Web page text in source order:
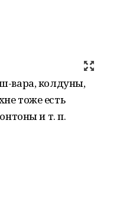
вара, колдуны,
тоже есть
и т. п.